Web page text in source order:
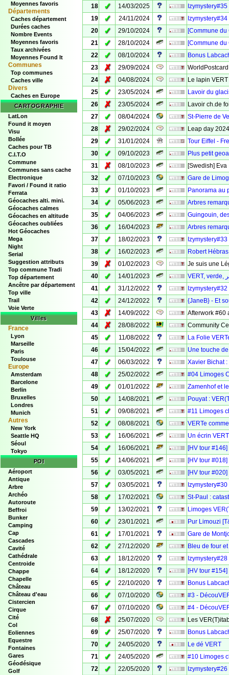
Moyennes favoris
Départements
Caches département
Durées caches
Nombre Events
Moyennes favoris
Taux archivées
Moyennes Found It
Communes
Top communes
Caches ville
Divers
Caches en Europe
CARTOGRAPHIE
LatLon
Found it moyen
Visu
Bollée
Caches pour TB
C.I.T.O
Commune
Communes sans cache
Electronique
Favori / Found it ratio
Ferrata
Géocaches alti. mini.
Géocaches calmes
Géocaches en altitude
Géocaches oubliées
Hot Géocaches
Mega
Night
Serial
Suggestion attributs
Top commune Tradi
Top département
Ancêtre par département
Top ville
Trail
Voie Verte
Villes
France
Lyon
Marseille
Paris
Toulouse
Europe
Amsterdam
Barcelone
Berlin
Bruxelles
Londres
Munich
Autres
New York
Seattle HQ
Séoul
Tokyo
POI
Aéroport
Antique
Arbre
Archéo
Autoroute
Beffroi
Bunker
Camping
Cap
Cascades
Cavité
Cathédrale
Centroide
Chappe
Chapelle
Château
Château d'eau
Cistercien
Cirque
Cité
Col
Eoliennes
Equestre
Fontaines
Gares
Géodésique
Golf
18
✓ 14/03/2025
19
✓ 24/11/2024
20
✓ 29/10/2024
[Commune du
21
✓ 28/10/2024
[Commune
22
✓ 08/10/2024
Bonus
23
✗ 29/09/2024
24
✗ 04/08/2024
Le lapin
25
✓ 23/05/2024
Lavoir du
26
✗ 23/05/2024
Lavoir ch.de
27
✓ 08/04/2024
St-Pierre de
28
✗ 29/02/2024
Leap day
29
✓ 31/01/2024
Tour Eiffel -
30
✓ 09/10/2023
Plus petit
31
✗ 08/10/2023
[Swedish] Eva
32
✓ 07/10/2023
Gare de
33
✓ 01/10/2023
Panorama au
34
✓ 05/06/2023
Arbres
35
✓ 04/06/2023
Guingouin,
36
✓ 16/04/2023
Arbres
37
✓ 18/02/2023
38
✓ 16/02/2023
Robert
39
✗ 01/02/2023
Je suis une
40
✓
14/01/2023
41
✓ 31/12/2022
42
✓ 24/12/2022
{JaneB} - Et
43
✗ 14/09/2022
Afterwork #60
44
✗ 28/08/2022
Community
45
✓ 11/08/2022
La Folie
46
✓ 15/04/2022
Une touche
47
✓ 06/03/2022
Xavier Bichat
48
✓ 25/02/2022
#04 Limoges
49
✓ 01/01/2022
Zamenhof et
50
✓ 14/08/2021
Pouyat :
51
✓ 09/08/2021
#11 Limoges
52
✓ 08/08/2021
VERTe
53
✓ 16/06/2021
Un écrin
54
✓ 16/06/2021
[HV tour
55
✓ 14/06/2021
[HV tour
56
✓ 03/05/2021
[HV tour
57
✓ 03/05/2021
58
✓ 17/02/2021
St-Paul :
59
✓ 13/02/2021
Limoges
60
✓ 23/01/2021
Pur Limouzi
61
✓ 17/01/2021
Gare de
62
✓ 27/12/2020
Bleu de four
63
✓ 18/12/2020
64
✓ 18/12/2020
[HV tour
65
✓ 22/10/2020
Bonus
66
✓ 07/10/2020
#3 -
67
✓ 07/10/2020
#4 -
68
✗ 25/07/2020
Les
69
✓ 25/07/2020
Bonus
70
✓ 24/05/2020
Le dé VERT
71
✓ 24/05/2020
#10 Limoges
72
✓ 22/05/2020